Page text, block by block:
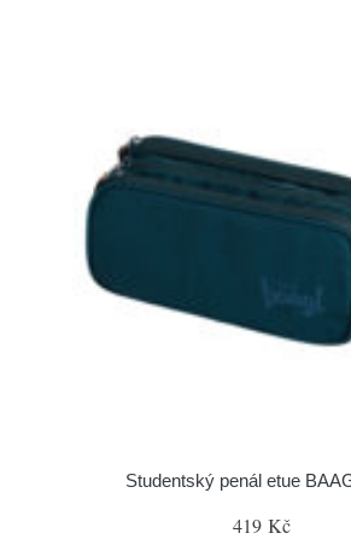
Studentský penál etue
419 Kč